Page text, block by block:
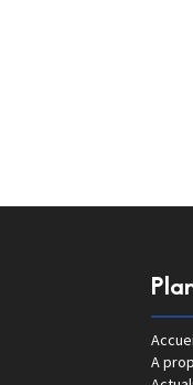
A